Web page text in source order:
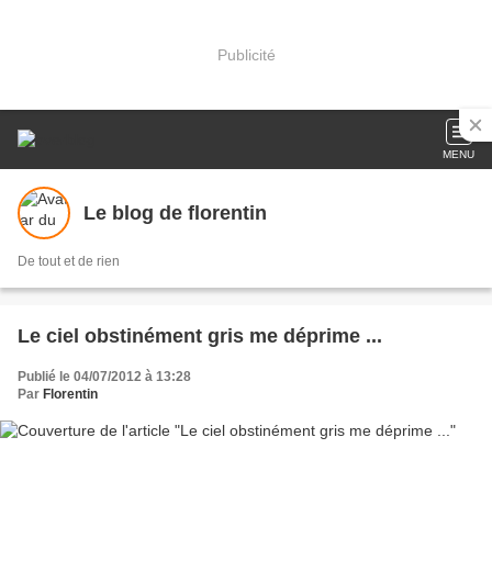
Publicité
MENU
Le blog de florentin
De tout et de rien
Le ciel obstinément gris me déprime ...
Publié le 04/07/2012 à 13:28
Par Florentin